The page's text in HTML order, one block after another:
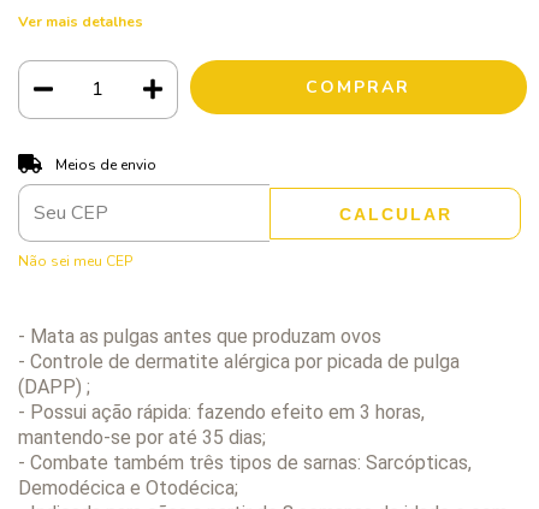
Ver mais detalhes
Entregas para o CEP:
Meios de envio
CALCULAR
Não sei meu CEP
- Mata as pulgas antes que produzam ovos
- Controle de dermatite alérgica por picada de pulga
(DAPP) ;
- Possui ação rápida: fazendo efeito em 3 horas,
mantendo-se por até 35 dias;
- Combate também três tipos de sarnas: Sarcópticas,
Demodécica e Otodécica;